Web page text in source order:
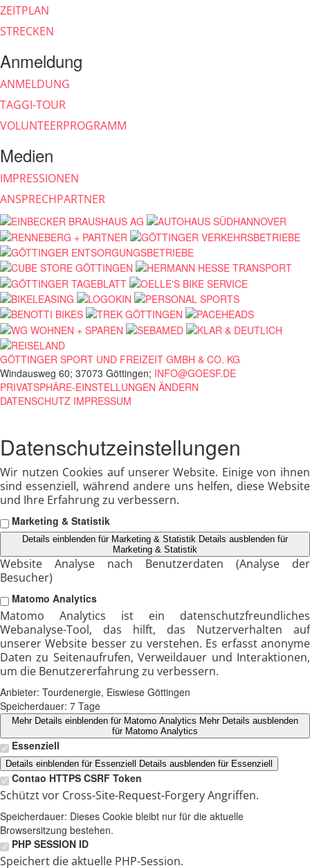
ZEITPLAN
STRECKEN
Anmeldung
ANMELDUNG
TAGGI-TOUR
VOLUNTEERPROGRAMM
Medien
IMPRESSIONEN
ANSPRECHPARTNER
GÖTTINGER SPORT UND FREIZEIT GMBH & CO. KG
Windausweg 60; 37073 Göttingen; INFO@GOESF.DE
PRIVATSPHÄRE-EINSTELLUNGEN ÄNDERN
DATENSCHUTZ IMPRESSUM
Datenschutzeinstellungen
Wir nutzen Cookies auf unserer Website. Einige von ihnen
sind essenziell, während andere uns helfen, diese Website
und Ihre Erfahrung zu verbessern.
Marketing & Statistik
Details einblenden für Marketing & Statistik Details ausblenden für
Marketing & Statistik
Website Analyse nach Benutzerdaten (Analyse der
Besucher)
Matomo Analytics
Matomo Analytics ist ein datenschutzfreundliches
Webanalyse-Tool, das hilft, das Nutzerverhalten auf
unserer Website besser zu verstehen. Es erfasst anonyme
Daten zu Seitenaufrufen, Verweildauer und Interaktionen,
um die Benutzererfahrung zu verbessern.
Anbieter: Tourdenergie, Eiswiese Göttingen
Speicherdauer: 7 Tage
Mehr Details einblenden für Matomo Analytics Mehr Details ausblenden
für Matomo Analytics
Essenziell
Details einblenden für Essenziell Details ausblenden für Essenziell
Contao HTTPS CSRF Token
Schützt vor Cross-Site-Request-Forgery Angriffen.
Speicherdauer: Dieses Cookie bleibt nur für die aktuelle
Browsersitzung bestehen.
PHP SESSION ID
Speichert die aktuelle PHP-Session.